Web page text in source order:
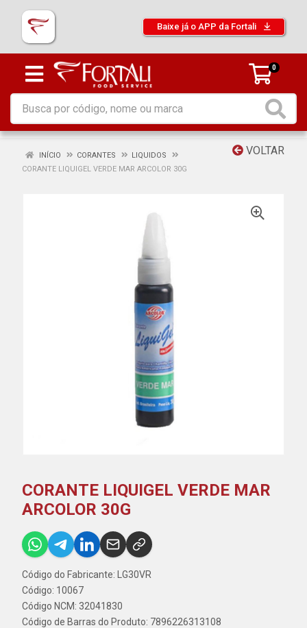
Baixe já o APP da Fortali
0
VOLTAR
INÍCIO CORANTES
LIQUIDOS
CORANTE LIQUIGEL VERDE MAR ARCOLOR 30G
CORANTE LIQUIGEL VERDE MAR
ARCOLOR 30G
Código do Fabricante: LG30VR
Código: 10067
Código NCM: 32041830
Código de Barras do Produto: 7896226313108